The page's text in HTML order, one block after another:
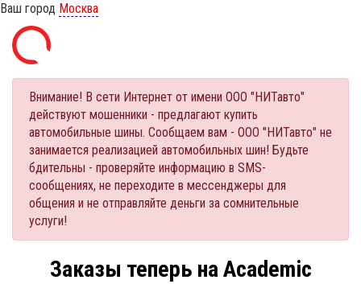
Ваш город Москва
Внимание! В сети Интернет от имени ООО "НИТавто"
действуют мошенники - предлагают купить
автомобильные шины. Сообщаем вам - ООО "НИТавто" не
занимается реализацией автомобильных шин! Будьте
бдительны - проверяйте информацию в SMS-
сообщениях, не переходите в мессенджеры для
общения и не отправляйте деньги за сомнительные
услуги!
Заказы теперь на Academic